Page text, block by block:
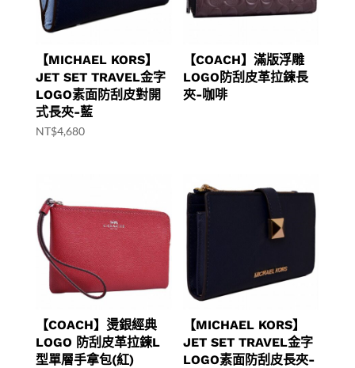
【MICHAEL KORS】
JET SET TRAVEL金字
LOGO素面防刮皮對開
式長夾-藍
NT$4,680
【COACH】滿版浮雕
LOGO防刮皮革拉鍊長
夾-咖啡
【COACH】燙銀經典
LOGO 防刮皮革拉鍊L
型單層手拿包(紅)
【MICHAEL KORS】
JET SET TRAVEL金字
LOGO素面防刮皮長夾-